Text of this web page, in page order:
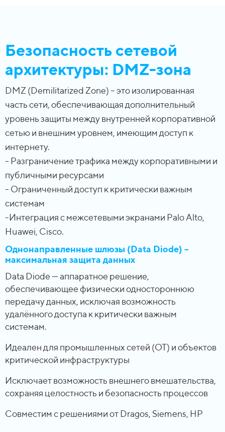
Безопасность сетевой
архитектуры: DMZ-зона
DMZ (Demilitarized Zone) – это изолированная
часть сети, обеспечивающая дополнительный
уровень защиты между внутренней корпоративной
сетью и внешним уровнем, имеющим доступ к
интернету.
- Разграничение трафика между корпоративными и
публичными ресурсами
- Ограниченный доступ к критически важным
системам
-Интеграция с межсетевыми экранами Palo Alto,
Huawei, Cisco.
Однонаправленные шлюзы (Data Diode) –
максимальная защита данных
Data Diode — аппаратное решение,
обеспечивающее физически одностороннюю
передачу данных, исключая возможность
удалённого доступа к критически важным
системам.
Идеален для промышленных сетей (OT) и объектов
критической инфраструктуры
Исключает возможность внешнего вмешательства,
сохраняя целостность и безопасность процессов
Совместим с решениями от Dragos, Siemens, HP